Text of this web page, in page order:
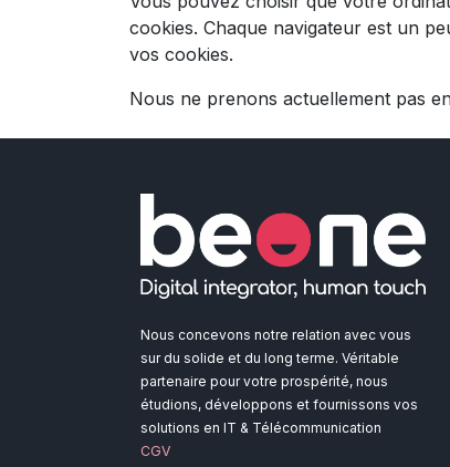
cookies. Chaque navigateur est un
vos cookies.
Nous ne prenons actuellement pas
Nous concevons notre relation avec vous
sur du solide et du long terme. Véritable
partenaire pour votre prospérité, nous
étudions, développons et fournissons vos
solutions en IT & Télécommunication
CGV